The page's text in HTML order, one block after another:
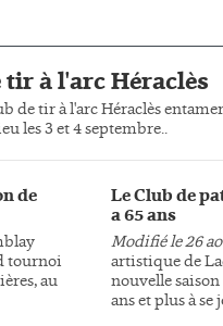
à l'arc Héraclès
de tir à l'arc Héraclès
les 3 et 4 septembre..
de
tournoi
au
Le Club de
a 65 ans
Modifié le 26
artistique de
nouvelle
ans et plus à se